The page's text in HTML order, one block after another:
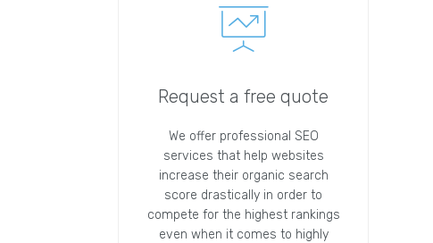
Request a free quote
We offer professional SEO
services that help websites
increase their organic search
score drastically in order to
compete for the highest rankings
even when it comes to highly